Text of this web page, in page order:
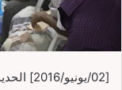
[02/يونيو/2016] الحديدة – تهامة نيوز